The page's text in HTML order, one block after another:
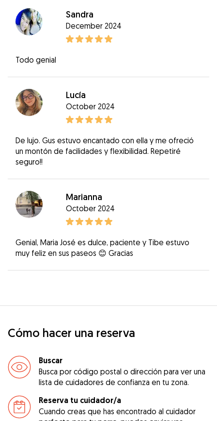
Sandra
December 2024
Todo genial
Lucía
October 2024
De lujo. Gus estuvo encantado con ella y me ofreció
un montón de facilidades y flexibilidad. Repetiré
seguro!!
Marianna
October 2024
Genial, Maria José es dulce, paciente y Tibe estuvo
muy feliz en sus paseos 😊 Gracias
Cómo hacer una reserva
Buscar
Busca por código postal o dirección para ver una
lista de cuidadores de confianza en tu zona.
Reserva tu cuidador/a
Cuando creas que has encontrado al cuidador